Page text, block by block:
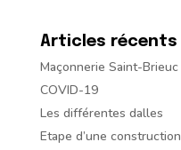
Articles récents
Maçonnerie Saint-Brieuc
COVID-19
Les différentes dalles
Etape d’une construction